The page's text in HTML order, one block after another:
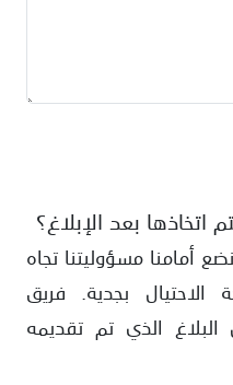
بعد الإبلاغ؟
أمامنا مسؤوليتنا تجاه
الاحتيال بجدية. فريق
الذي تم تقديمه